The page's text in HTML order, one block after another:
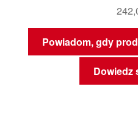
Powiadom, gdy
Dowiedz